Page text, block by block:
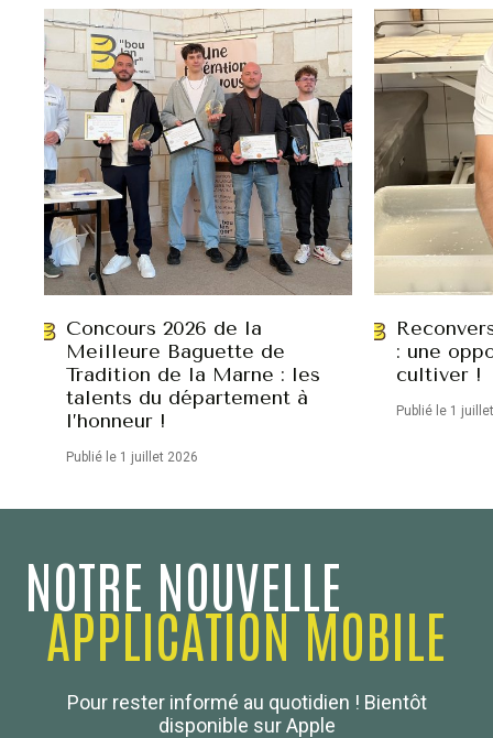
Concours 2026 de la
Meilleure Baguette de
Tradition de la Marne : les
talents du département à
l’honneur !
Publié le 1 juillet 2026
: une
cultiver !
Publié le 1
NOTRE NOUVELLE
APPLICATION MOBILE
Pour rester informé au quotidien ! Bientôt
disponible sur Apple
Boulanger de France